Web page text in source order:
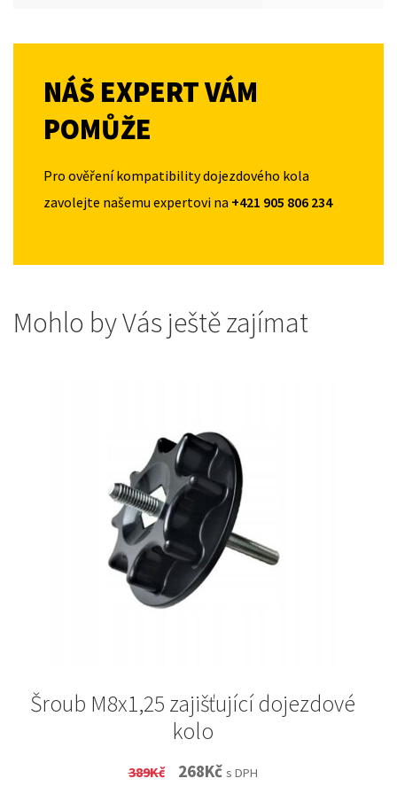
NÁŠ EXPERT VÁM
POMŮŽE
Pro ověření kompatibility dojezdového kola
zavolejte našemu expertovi na +421 905 806 234
Mohlo by Vás ještě zajímat
Šroub M8x1,25 zajišťující dojezdové
kolo
389Kč
Original
268KčCurrent
s DPH